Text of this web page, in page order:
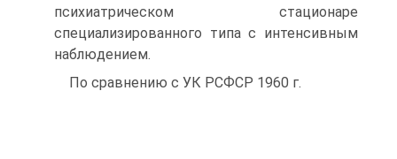
психиатрическом стационаре
специализированного типа с интенсивным
наблюдением.
По сравнению с УК РСФСР 1960 г.